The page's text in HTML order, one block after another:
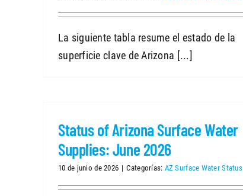
La siguiente tabla resume el estado de la
superficie clave de Arizona [...]
Status of Arizona Surface Water
Supplies: June 2026
10 de junio de 2026 | Categorías: AZ Surface Water Status